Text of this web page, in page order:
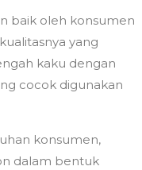
baik oleh konsumen
yang
kaku dengan
cocok digunakan
konsumen,
dalam bentuk